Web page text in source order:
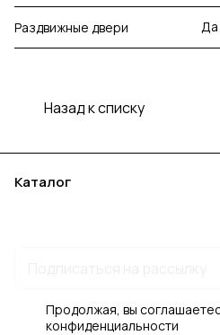
Раздвижные двери Да
Назад к списку
Каталог
Продолжая, вы
конфиденциальности